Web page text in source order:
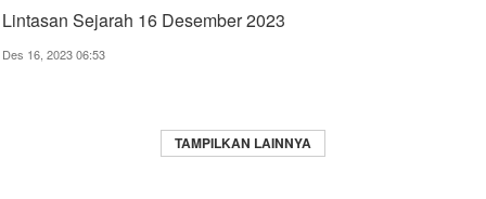
Lintasan Sejarah 16 Desember 2023
Des 16, 2023 06:53
TAMPILKAN LAINNYA